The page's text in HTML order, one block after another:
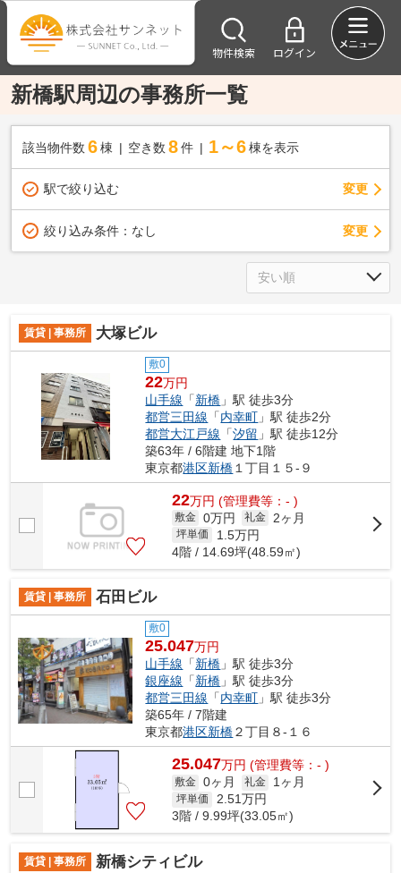
物件検索 ログイン
新橋駅周辺の事務所一覧
該当物件数 6棟 空き数 8 件 1～6 棟を表示
駅で絞り込む 変更
絞り込み条件： なし 変更
賃貸 | 事務所 大塚ビル
敷0
22万円
山手線 「新橋 」駅 徒歩3分
都営三田線 「内幸町 」駅 徒歩2分
都営大江戸線 「汐留 」駅 徒歩12分
築63年 / 6階建 地下1階
東京都港区新橋 １丁目１５-９
22万円 (管理費等：- )
敷金 0万円 礼金 2ヶ月
坪単価 1.5万円
4階 / 14.69坪(48.59㎡)
賃貸 | 事務所 石田ビル
敷0
25.047万円
山手線 「新橋 」駅 徒歩3分
銀座線 「新橋 」駅 徒歩3分
都営三田線 「内幸町 」駅 徒歩3分
築65年 / 7階建
東京都港区新橋２丁目８-１６
25.047万円 (管理費等：- )
敷金 0ヶ月 礼金 1ヶ月
坪単価 2.51万円
3階 / 9.99坪(33.05㎡)
賃貸 | 事務所 新橋シティビル